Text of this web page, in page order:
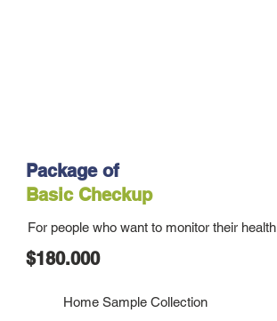
Package of
Basic Checkup
For people who want to monitor their health
$180.000
Home Sample Collection